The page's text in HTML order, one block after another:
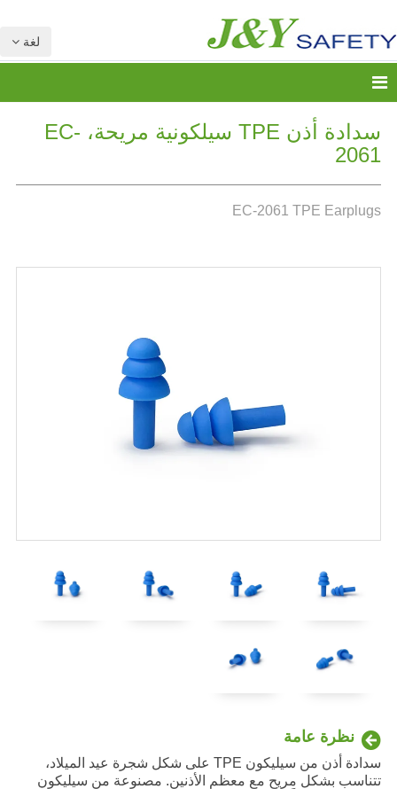
لغة
سدادة أذن TPE سيلكونية مريحة، EC-
2061
EC-2061 TPE Earplugs
نظرة عامة
سدادة أذن من سيليكون TPE على شكل شجرة عيد الميلاد،
تتناسب بشكل مريح مع معظم الأذنين. مصنوعة من سيليكون